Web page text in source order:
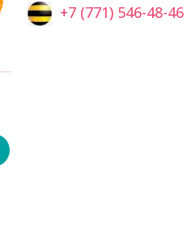
+7 (771) 546-48-46